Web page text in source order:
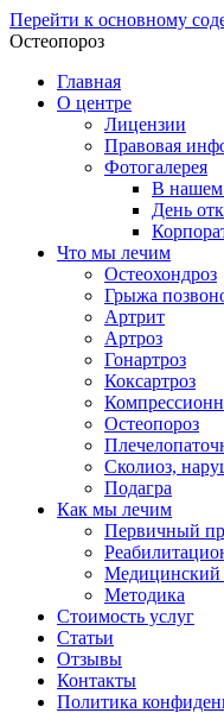
Перейти к основному
Остеопороз
Главная
О центре
Лицензии
Правовая
Фотогалерея
В нашем
День
Что мы лечим
Остеохондроз
Грыжа
Артрит
Артроз
Гонартроз
Коксартроз
Остеопороз
Сколиоз,
Подагра
Как мы лечим
Первичный
Медицинский
Методика
Стоимость услуг
Статьи
Отзывы
Контакты
Политика